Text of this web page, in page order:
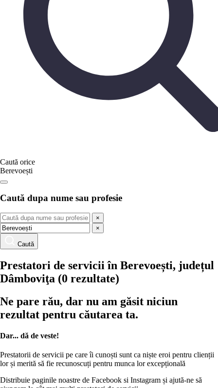
Caută orice
Berevoești
Caută dupa nume sau profesie
×
×
Caută
Prestatori de servicii în Berevoești, județul
Dâmboviţa (0 rezultate)
Ne pare rău, dar nu am găsit niciun
rezultat pentru căutarea ta.
Dar... dă de veste!
Prestatorii de servicii pe care îi cunoști sunt ca niște eroi pentru clienții
lor și merită să fie recunoscuți pentru munca lor excepțională
Distribuie paginile noastre de Facebook si Instagram și ajută-ne să